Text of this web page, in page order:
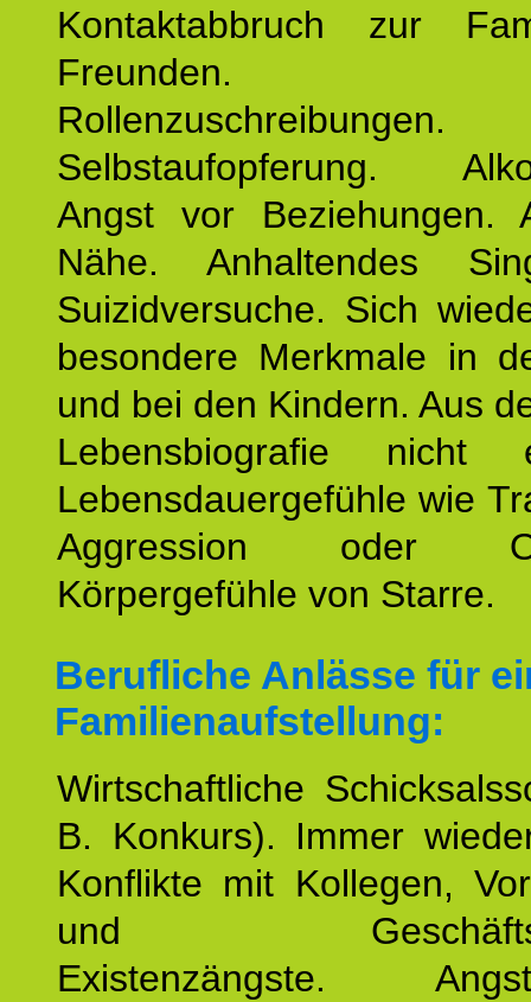
Kontaktabbruch zur
Freunden.
Rollenzuschreibungen.
Selbstaufopferung.
Angst vor Beziehungen.
Nähe. Anhaltendes
Suizidversuche. Sich
besondere Merkmale in
und bei den Kindern. Aus
Lebensbiografie nicht
Lebensdauergefühle wie
Aggression oder
Körpergefühle von Starre.
Berufliche Anlässe für
Familienaufstellung:
Wirtschaftliche
B. Konkurs). Immer
Konflikte mit Kollegen,
und
Existenzängste.